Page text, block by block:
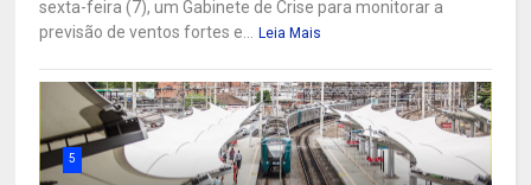
sexta-feira (7), um Gabinete de Crise para monitorar a
previsão de ventos fortes e...
Leia Mais
5